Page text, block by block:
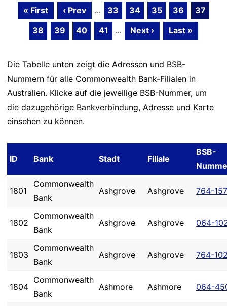
« First ‹ Prev ... 33 34 35 36
37
38
39 40 41 ... Next › Last »
Die Tabelle unten zeigt die Adressen und BSB-
Nummern für alle Commonwealth Bank-Filialen in
Australien. Klicke auf die jeweilige BSB-Nummer, um
die dazugehörige Bankverbindung, Adresse und Karte
einsehen zu können.
ID Bank Stadt Filiale
BSB-
1801
Commonwealth
Bank
Ashgrove Ashgrove 764-157
1802
Commonwealth
Bank
Ashgrove Ashgrove 064-
1803
Commonwealth
Bank
Ashgrove Ashgrove 764-
1804
Commonwealth
Bank
Ashmore Ashmore 064-